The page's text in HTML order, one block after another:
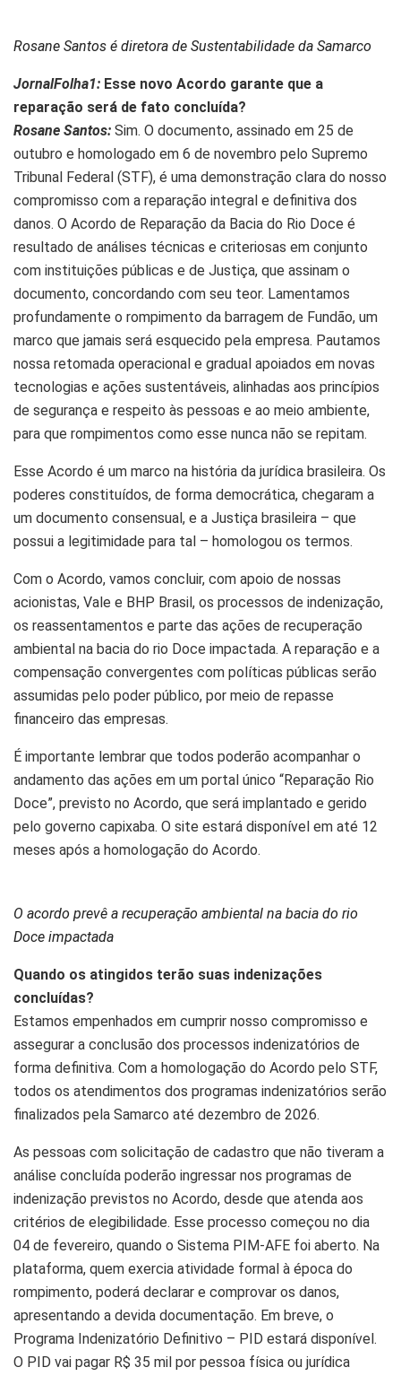
Rosane Santos é diretora de Sustentabilidade da Samarco
JornalFolha1: Esse novo Acordo garante que a
reparação será de fato concluída?
Rosane Santos: Sim. O documento, assinado em 25 de
outubro e homologado em 6 de novembro pelo Supremo
Tribunal Federal (STF), é uma demonstração clara do nosso
compromisso com a reparação integral e definitiva dos
danos. O Acordo de Reparação da Bacia do Rio Doce é
resultado de análises técnicas e criteriosas em conjunto
com instituições públicas e de Justiça, que assinam o
documento, concordando com seu teor. Lamentamos
profundamente o rompimento da barragem de Fundão, um
marco que jamais será esquecido pela empresa. Pautamos
nossa retomada operacional e gradual apoiados em novas
tecnologias e ações sustentáveis, alinhadas aos princípios
de segurança e respeito às pessoas e ao meio ambiente,
para que rompimentos como esse nunca não se repitam.
Esse Acordo é um marco na história da jurídica brasileira. Os
poderes constituídos, de forma democrática, chegaram a
um documento consensual, e a Justiça brasileira – que
possui a legitimidade para tal – homologou os termos.
Com o Acordo, vamos concluir, com apoio de nossas
acionistas, Vale e BHP Brasil, os processos de indenização,
os reassentamentos e parte das ações de recuperação
ambiental na bacia do rio Doce impactada. A reparação e a
compensação convergentes com políticas públicas serão
assumidas pelo poder público, por meio de repasse
financeiro das empresas.
É importante lembrar que todos poderão acompanhar o
andamento das ações em um portal único “Reparação Rio
Doce”, previsto no Acordo, que será implantado e gerido
pelo governo capixaba. O site estará disponível em até 12
meses após a homologação do Acordo.
O acordo prevê a recuperação ambiental na bacia do rio
Doce impactada
Quando os atingidos terão suas indenizações
concluídas?
Estamos empenhados em cumprir nosso compromisso e
assegurar a conclusão dos processos indenizatórios de
forma definitiva. Com a homologação do Acordo pelo STF,
todos os atendimentos dos programas indenizatórios serão
finalizados pela Samarco até dezembro de 2026.
As pessoas com solicitação de cadastro que não tiveram a
análise concluída poderão ingressar nos programas de
indenização previstos no Acordo, desde que atenda aos
critérios de elegibilidade. Esse processo começou no dia
04 de fevereiro, quando o Sistema PIM-AFE foi aberto. Na
plataforma, quem exercia atividade formal à época do
rompimento, poderá declarar e comprovar os danos,
apresentando a devida documentação. Em breve, o
Programa Indenizatório Definitivo – PID estará disponível.
O PID vai pagar R$ 35 mil por pessoa física ou jurídica